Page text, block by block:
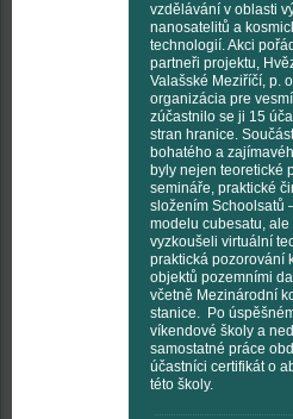
vzdělávání v oblasti
nanosatelitů a
technologií. Akci
partneři projektu,
Valašské Meziříčí, p.
organizácia pre
zúčastnilo se ji 15
stran hranice.
bohatého a
byly nejen teoretické
semináře, praktické
složením Schoolsatů
modelu cubesatu, ale
vyzkoušeli virtuální
praktická pozorování
objektů pozemními
včetně Mezinárodní
stanice. Po
víkendové školy a
samostatné práce
účastníci certifikát o
této školy.